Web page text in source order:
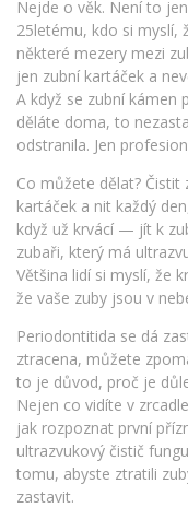
Nejde o věk. Není to
25letému, kdo si myslí,
některé mezery mezi
jen zubní kartáček a
A když se zubní kámen
děláte doma, to
odstranila. Jen
Co můžete dělat?
kartáček a nit každý
když už krvácí — jít k
zubaři, který má
Většina lidí si myslí, že
že vaše zuby jsou v
Periodontitida se dá
ztracena, můžete
to je důvod, proč je
Nejen co vidíte v
jak rozpoznat první
ultrazvukový čistič
tomu, abyste ztratili
zastavit.